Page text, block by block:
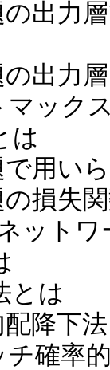
の出力
の出力
マック
は
で用い
の損失
ット
とは
配降下法
チ確率